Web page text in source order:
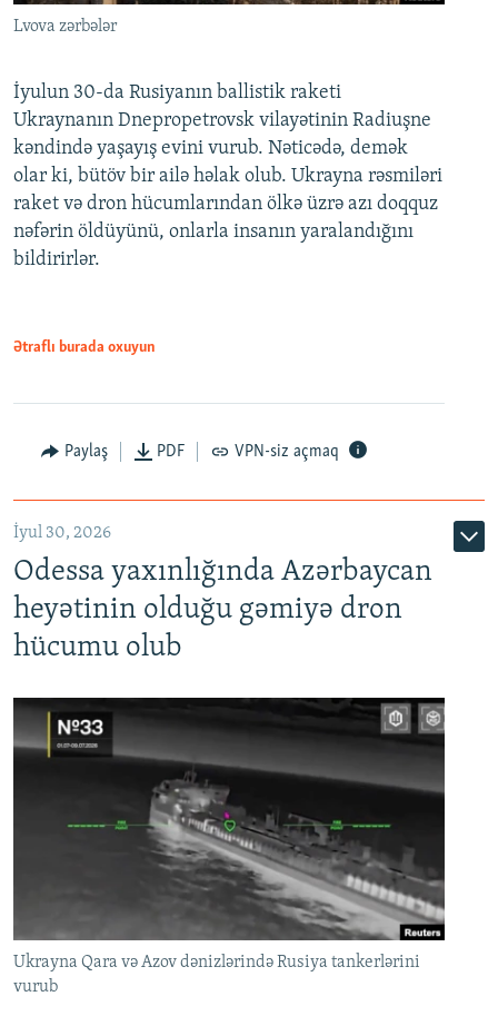
Lvova zərbələr
İyulun 30-da Rusiyanın ballistik raketi
Ukraynanın Dnepropetrovsk vilayətinin Radiuşne
kəndində yaşayış evini vurub. Nəticədə, demək
olar ki, bütöv bir ailə həlak olub. Ukrayna rəsmiləri
raket və dron hücumlarından ölkə üzrə azı doqquz
nəfərin öldüyünü, onlarla insanın yaralandığını
bildirirlər.
Ətraflı burada oxuyun
Paylaş PDF VPN-siz açmaq
İyul 30, 2026
Odessa yaxınlığında Azərbaycan
heyətinin olduğu gəmiyə dron
hücumu olub
Ukrayna Qara və Azov dənizlərində Rusiya tankerlərini
vurub